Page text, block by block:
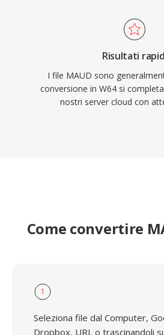
Risultati
I file MAUD sono
conversione in W64 si
nostri server cloud con
Come convertire
1
Seleziona file dal Computer,
Dropbox, URL o trascinandoli